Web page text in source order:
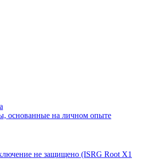
основанные на личном опыте
не защищено (ISRG Root X1